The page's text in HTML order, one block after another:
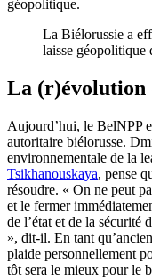
géopolitique.
La Biélorussie a
laisse géopolitique
La (r)évolution
Aujourd’hui, le BelNPP
autoritaire biélorusse.
environnementale de la
Tsikhanouskaya, pense
résoudre. « On ne peut
et le fermer
de l’état et de la sécurité
», dit-il. En tant
plaide personnellement
tôt sera le mieux pour le